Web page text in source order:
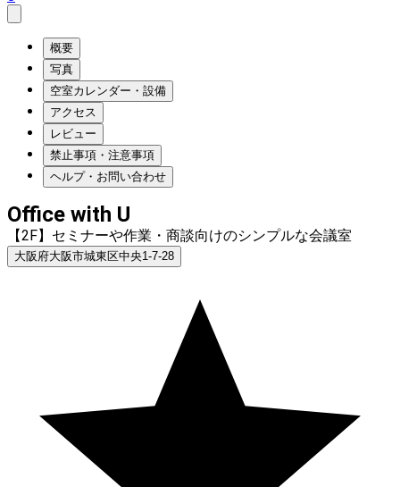
概要
写真
空室カレンダー・設備
アクセス
レビュー
禁止事項・注意事項
ヘルプ・お問い合わせ
Office with U
【2F】セミナーや作業・商談向けのシンプルな会議室
大阪府大阪市城東区中央1-7-28